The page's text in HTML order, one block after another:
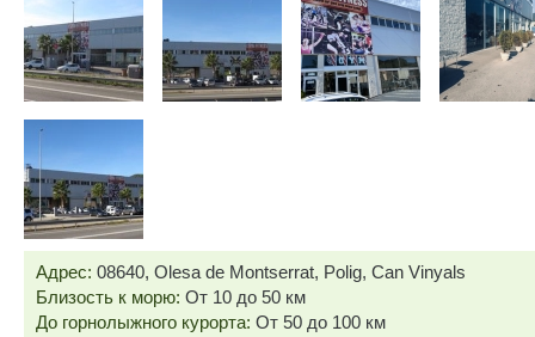
Адрес: 08640, Olesa de Montserrat, Polig, Can Vinyals
Близость к морю: От 10 до 50 км
До горнолыжного курорта: От 50 до 100 км